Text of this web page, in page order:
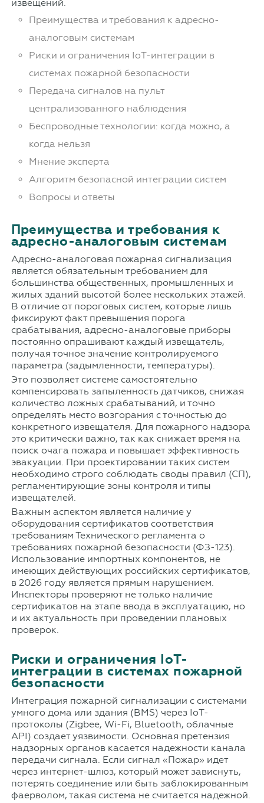
извещений.
Преимущества и требования к адресно-
аналоговым системам
Риски и ограничения IoT-интеграции в
системах пожарной безопасности
Передача сигналов на пульт
централизованного наблюдения
Беспроводные технологии: когда можно, а
когда нельзя
Мнение эксперта
Алгоритм безопасной интеграции систем
Вопросы и ответы
Преимущества и требования к
адресно-аналоговым системам
Адресно-аналоговая пожарная сигнализация
является обязательным требованием для
большинства общественных, промышленных и
жилых зданий высотой более нескольких этажей.
В отличие от пороговых систем, которые лишь
фиксируют факт превышения порога
срабатывания, адресно-аналоговые приборы
постоянно опрашивают каждый извещатель,
получая точное значение контролируемого
параметра (задымленности, температуры).
Это позволяет системе самостоятельно
компенсировать запыленность датчиков, снижая
количество ложных срабатываний, и точно
определять место возгорания с точностью до
конкретного извещателя. Для пожарного надзора
это критически важно, так как снижает время на
поиск очага пожара и повышает эффективность
эвакуации. При проектировании таких систем
необходимо строго соблюдать своды правил (СП),
регламентирующие зоны контроля и типы
извещателей.
Важным аспектом является наличие у
оборудования сертификатов соответствия
требованиям Технического регламента о
требованиях пожарной безопасности (ФЗ-123).
Использование импортных компонентов, не
имеющих действующих российских сертификатов,
в 2026 году является прямым нарушением.
Инспекторы проверяют не только наличие
сертификатов на этапе ввода в эксплуатацию, но
и их актуальность при проведении плановых
проверок.
Риски и ограничения IoT-
интеграции в системах пожарной
безопасности
Интеграция пожарной сигнализации с системами
умного дома или здания (BMS) через IoT-
протоколы (Zigbee, Wi-Fi, Bluetooth, облачные
API) создает уязвимости. Основная претензия
надзорных органов касается надежности канала
передачи сигнала. Если сигнал «Пожар» идет
через интернет-шлюз, который может зависнуть,
потерять соединение или быть заблокированным
фаерволом, такая система не считается надежной.